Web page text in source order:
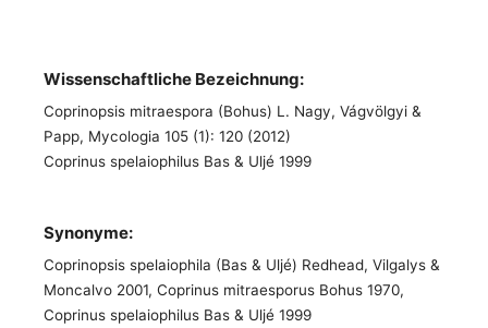
Wissenschaftliche Bezeichnung:
Coprinopsis mitraespora (Bohus) L. Nagy, Vágvölgyi &
Papp, Mycologia 105 (1): 120 (2012)
Coprinus spelaiophilus Bas & Uljé 1999
Synonyme:
Coprinopsis spelaiophila (Bas & Uljé) Redhead, Vilgalys &
Moncalvo 2001, Coprinus mitraesporus Bohus 1970,
Coprinus spelaiophilus Bas & Uljé 1999